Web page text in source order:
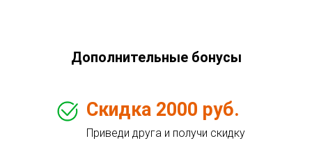
Дополнительные бонусы
Приведи друга и получи скидку
Скидка 2000 руб.